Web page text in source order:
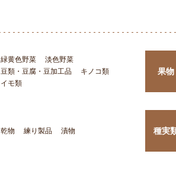
緑黄色野菜
淡色野菜
豆類・豆腐・豆加工品
キノコ類
イモ類
果物
乾物 練り製品 漬物 種実